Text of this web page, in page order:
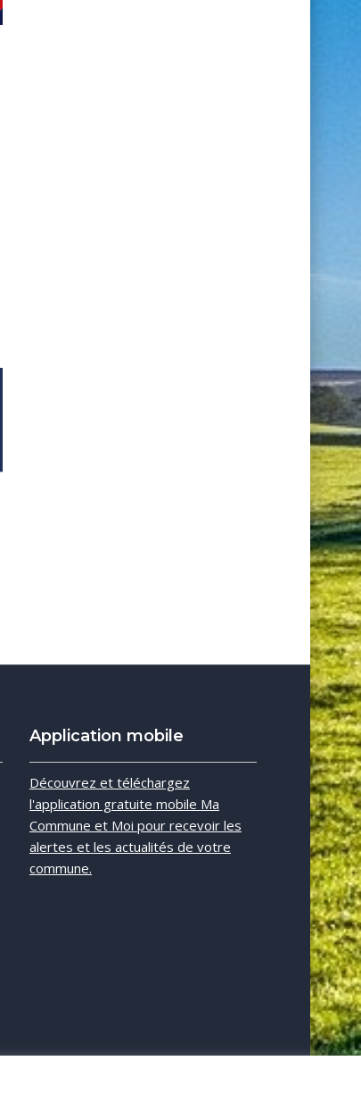
Application mobile
Découvrez et téléchargez
l'application gratuite mobile Ma
Commune et Moi pour recevoir les
alertes et les actualités de votre
commune.